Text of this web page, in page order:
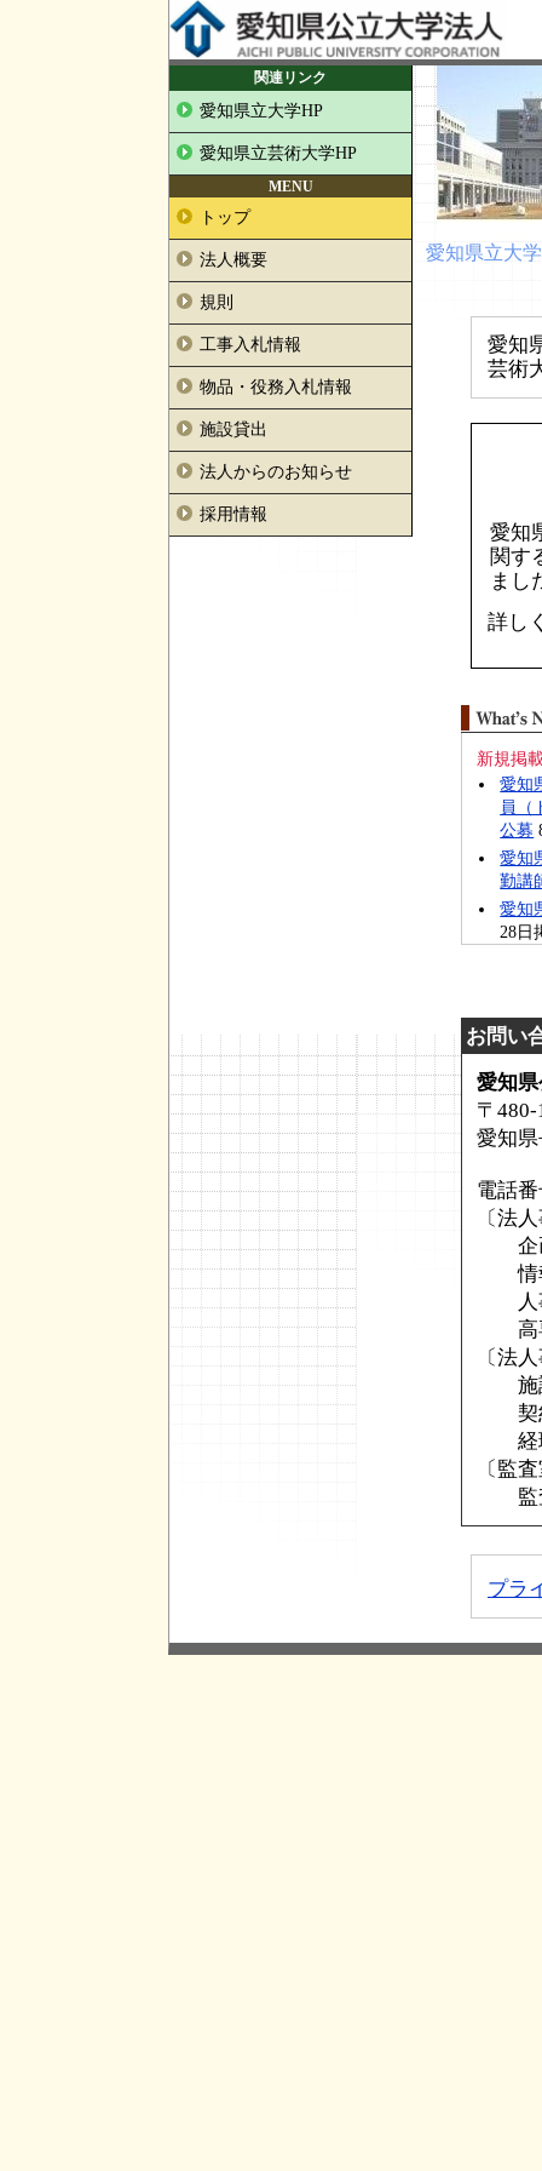
関連リンク
愛知県立大学HP
愛知県立芸術大学HP
MENU
トップ
法人概要
規則
工事入札情報
物品・役務入札情報
施設貸出
法人からのお知らせ
採用情報
愛知県立大
愛知
芸術
愛知
関す
まし
詳し
新規掲
愛知
員（
公募
愛知
勤講
愛知
28日
（
愛知
（
愛知
特定
ービ
特
月1
特
ネッ
テム
大
特
情
借)
お問い
愛知
〒
愛知
電話
〔法
企
情
人
高専
〔法
施
契
経
〔監
監
プラ